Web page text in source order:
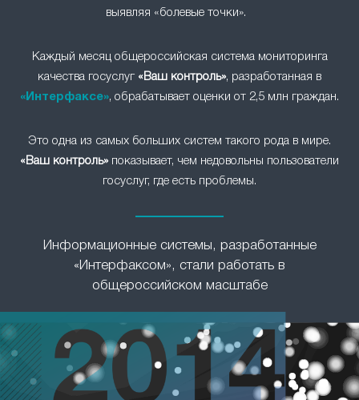
выявляя «болевые точки».
Каждый месяц общероссийская система мониторинга
качества госуслуг «Ваш контроль», разработанная в
«Интерфаксе», обрабатывает оценки от 2,5 млн граждан.
Это одна из самых больших систем такого рода в мире.
«Ваш контроль»показывает, чем недовольны пользователи
госуслуг, где есть проблемы.
Информационные системы, разработанные
«Интерфаксом», стали работать в
общероссийском масштабе